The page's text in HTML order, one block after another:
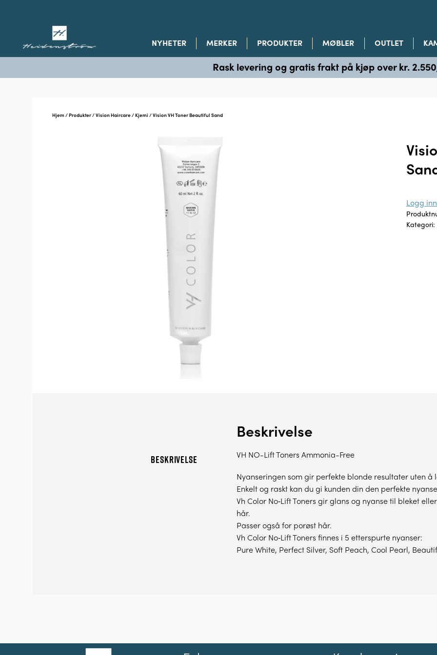
NYHETER MERKER PRODUKTER MØBLER OUTLET
Rask levering og gratis frakt på kjøp over kr.
Hjem /Produkter/Vision Haircare/Kjemi / Vision VH Toner Beautiful Sand
Logg
Kategori:
BESKRIVELSE
Beskrivelse
VH NO-Lift Toners Ammonia-Free
Nyanseringen som gir perfekte blonde resultater uten å
Enkelt og raskt kan du gi kunden din den perfekte
Vh Color No‑Lift Toners gir glans og nyanse til bleket
hår.
Passer også for porøst hår.
Vh Color No‑Lift Toners finnes i 5 etterspurte nyanser:
Pure White, Perfect Silver, Soft Peach, Cool Pearl,